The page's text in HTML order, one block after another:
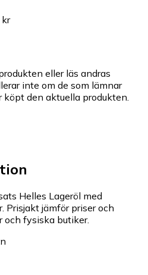
eller läs andras
inte om de som lämnar
den aktuella produkten.
Helles Lageröl med
Prisjakt jämför priser och
och fysiska butiker.